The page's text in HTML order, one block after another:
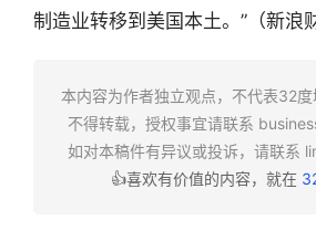
快
制造业转移到美国本土。”（新浪
本内容为作者独立观点，不代表32
不得转载，授权事宜请联系
如对本稿件有异议或投诉，请联系
👍喜欢有价值的内容，就在